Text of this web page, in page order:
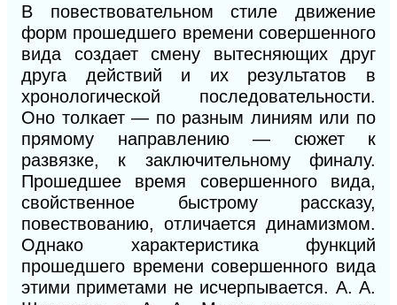
В повествовательном стиле движение
форм прошедшего времени совершенного
вида создает смену вытесняющих друг
друга действий и их результатов в
хронологической последовательности.
Оно толкает — по разным линиям или по
прямому направлению — сюжет к
развязке, к заключительному финалу.
Прошедшее время совершенного вида,
свойственное быстрому рассказу,
повествованию, отличается динамизмом.
Однако характеристика функций
прошедшего времени совершенного вида
этими приметами не исчерпывается. А. А.